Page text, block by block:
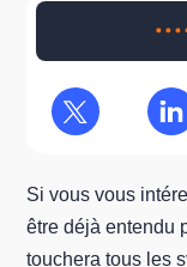
Si vous vous
être déjà entendu
touchera tous les